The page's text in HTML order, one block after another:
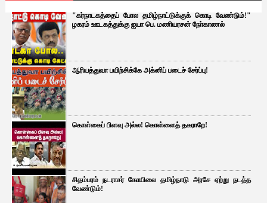
"கர்நாடகத்தைப் போல தமிழ்நாட்டுக்குக் கொடி வேண்டும்!"
ழகரம் ஊடகத்துக்கு ஐயா பெ. மணியரசன் நோ்காணல்
ஆரியத்துவா பயிற்சிக்கே அக்னிப் படைச் சேர்ப்பு!
கொள்கைப் பிளவு அல்ல! கொள்ளைத் தகராறே!
சிதம்பரம் நடராசர் கோயிலை தமிழ்நாடு அரசே ஏற்று நடத்த
வேண்டும்!